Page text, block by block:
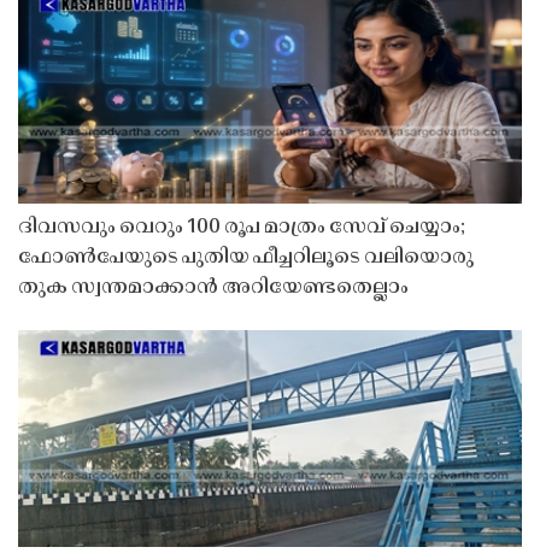
ദിവസവും വെറും 100 രൂപ മാത്രം സേവ് ചെയ്യാം;
ഫോൺപേയുടെ പുതിയ ഫീച്ചറിലൂടെ വലിയൊരു
തുക സ്വന്തമാക്കാൻ അറിയേണ്ടതെല്ലാം